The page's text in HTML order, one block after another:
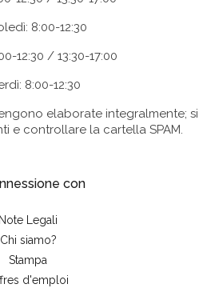
8:00-12:30
12:30 / 13:30-17:00
8:00-12:30
elaborate integralmente; si
e controllare la cartella SPAM.
con
Note Legali
Chi siamo?
Stampa
d'emploi